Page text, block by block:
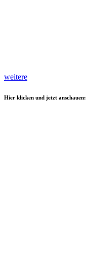
weitere
Hier klicken und jetzt anschauen: